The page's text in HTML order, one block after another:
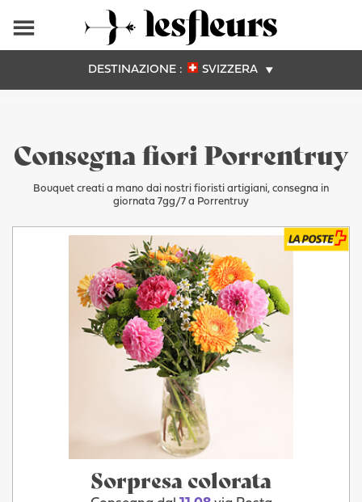
DESTINAZIONE : SVIZZERA
Consegna fiori Porrentruy
Bouquet creati a mano dai nostri fioristi artigiani, consegna in
giornata 7gg/7 a Porrentruy
Sorpresa colorata